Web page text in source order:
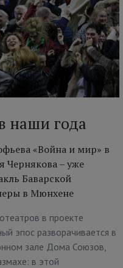
наши года
«Война и мир» в
Чернякова – уже
Баварской
в Мюнхене
в проекте
эпос разворачивается в
зале Дома Союзов,
в этой